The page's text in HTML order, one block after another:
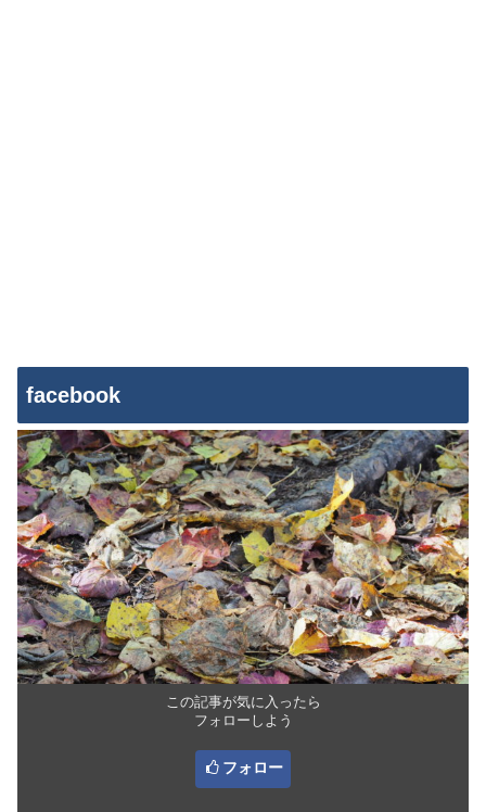
facebook
この記事が気に入ったら
フォローしよう
フォロー